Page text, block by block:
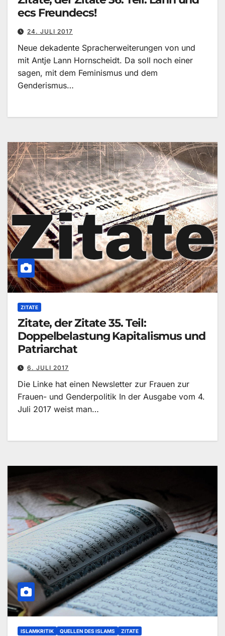
ecs Freundecs!
24. JULI 2017
Neue dekadente Spracherweiterungen von und
mit Antje Lann Hornscheidt. Da soll noch einer
sagen, mit dem Feminismus und dem
Genderismus…
ZITATE
Zitate, der Zitate 35. Teil:
Doppelbelastung Kapitalismus und
Patriarchat
6. JULI 2017
Die Linke hat einen Newsletter zur Frauen zur
Frauen- und Genderpolitik In der Ausgabe vom 4.
Juli 2017 weist man…
ISLAMKRITIK QUELLEN DES ISLAMS ZITATE